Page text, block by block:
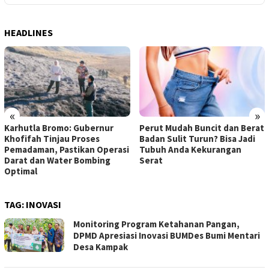
HEADLINES
« »
Karhutla Bromo: Gubernur
Khofifah Tinjau Proses
Pemadaman, Pastikan Operasi
Darat dan Water Bombing
Optimal
Perut Mudah Buncit dan Berat
Badan Sulit Turun? Bisa Jadi
Tubuh Anda Kekurangan
Serat
TAG: INOVASI
Monitoring Program Ketahanan Pangan,
DPMD Apresiasi Inovasi BUMDes Bumi Mentari
Desa Kampak